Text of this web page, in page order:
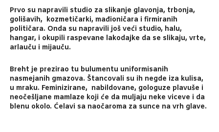
Prvo su napravili studio za slikanje glavonja, trbonja,
golišavih, kozmetičarki, mađioničara i firmiranih
političara. Onda su napravili još veći studio, halu,
hangar, i okupili raspevane lakodajke da se slikaju, vrte,
arlauču i mijauču.
Breht je prezirao tu bulumentu uniformisanih
nasmejanih gmazova. Štancovali su ih negde iza kulisa,
u mraku. Feminizirane, nabildovane, gologuze plavuše i
neočešljane mamlaze koji će da muljaju neke viceve i da
blenu okolo. Ćelavi sa naočaroma za sunce na vrh glave.